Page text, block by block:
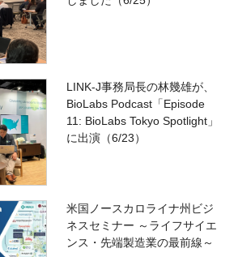
LINK-J事務局長の林幾雄が、
BioLabs Podcast「Episode
11: BioLabs Tokyo Spotlight」
に出演（6/23）
米国ノースカロライナ州ビジ
ネスセミナー ～ライフサイエ
ンス・先端製造業の最前線～